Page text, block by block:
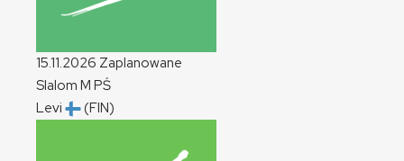
15.11.2026 Zaplanowane
Slalom M PŚ
Levi
(FIN)